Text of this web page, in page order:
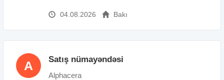
04.08.2026 Bakı
A Satış nümayəndəsi
Alphacera